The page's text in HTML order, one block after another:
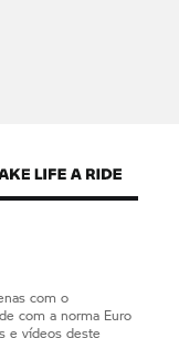
com o
com a norma Euro
e vídeos deste